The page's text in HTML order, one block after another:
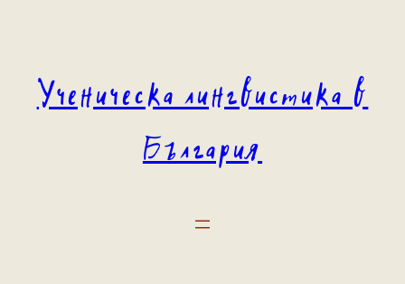
Ученическа лингвистика в
България